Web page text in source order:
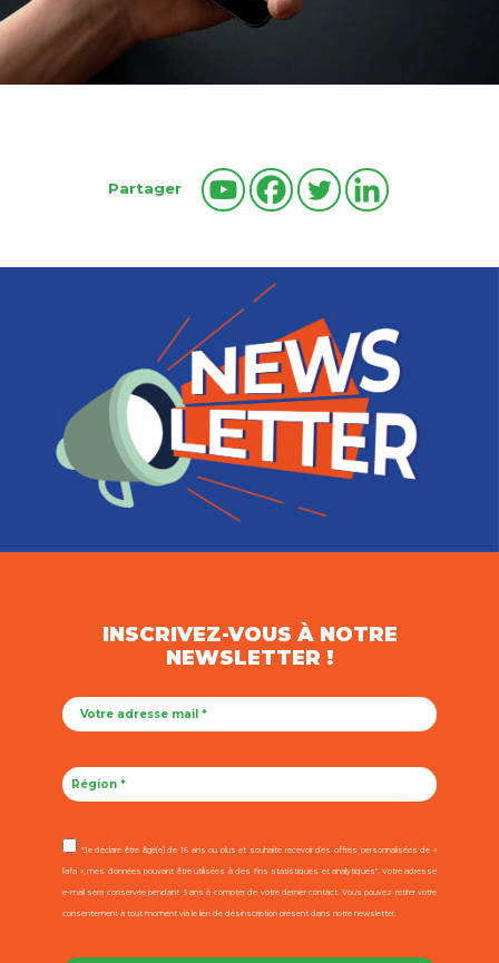
Partager
INSCRIVEZ-VOUS À NOTRE
NEWSLETTER !
"Je déclare être âgé(e) de 16 ans ou plus et souhaite recevoir des offres personnalisées de «
l’afa », mes données pouvant être utilisées à des fins statistiques et analytiques". Votre adresse
e-mail sera conservée pendant 3 ans à compter de votre dernier contact. Vous pouvez retirer votre
consentement à tout moment via le lien de désinscription présent dans notre newsletter.